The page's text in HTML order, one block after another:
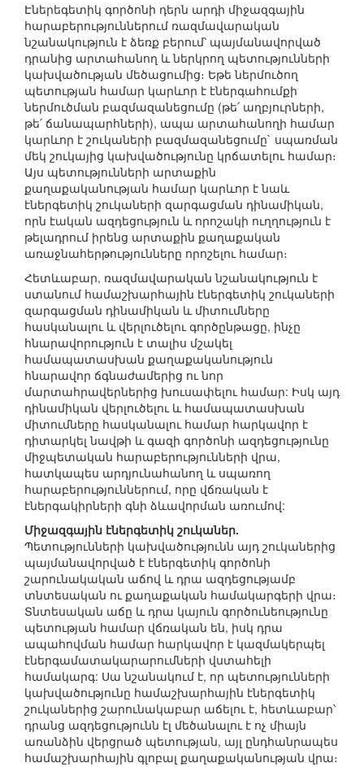
Էներեգետիկ գործոնի դերն արդի միջազգային
հարաբերություններում ռազմավարական
նշանակություն է ձեռք բերում՝ պայմանավորված
դրանից արտահանող և ներկրող պետությունների
կախվածության մեծացումից։ Եթե ներմուծող
պետության համար կարևոր է էներգահումքի
ներմուծման բազմազանեցումը (թե՛ աղբյուրների,
թե՛ ճանապարհների), ապա արտահանողի համար
կարևոր է շուկաների բազմազանեցումը` սպառման
մեկ շուկայից կախվածությունը կրճատելու համար։
Այս պետությունների արտաքին
քաղաքականության համար կարևոր է նաև
էներգետիկ շուկաների զարգացման դինամիկան,
որն էական ազդեցություն և որոշակի ուղղություն է
թելադրում իրենց արտաքին քաղաքական
առաջնահերթությունները որոշելու համար։
Հետևաբար, ռազմավարական նշանակություն է
ստանում համաշխարհային էներգետիկ շուկաների
զարգացման դինամիկան և միտումները
հասկանալու և վերլուծելու գործընթացը, ինչը
հնարավորություն է տալիս մշակել
համապատասխան քաղաքականություն
հնարավոր ճգնաժամերից ու նոր
մարտահրավերներից խուսափելու համար: Իսկ այդ
դինամիկան վերլուծելու և համապատասխան
միտումները հասկանալու համար հարկավոր է
դիտարկել նավթի և գազի գործոնի ազդեցությունը
միջպետական հարաբերությունների վրա,
հատկապես արդյունահանող և սպառող
հարաբերություններում, որը վճռական է
էներգակիրների գնի ձևավորման առումով:
Միջազգային էներգետիկ շուկաներ.
Պետությունների կախվածությունն այդ շուկաներից
պայմանավորված է էներգետիկ գործոնի
շարունակական աճով և դրա ազդեցությամբ
տնտեսական ու քաղաքական համակարգերի վրա։
Տնտեսական աճը և դրա կայուն գործունեությունը
պետության համար վճռական են, իսկ դրա
ապահովման համար հարկավոր է կազմակերպել
էներգամատակարարումների վստահելի
համակարգ: Սա նշանակում է, որ պետությունների
կախվածությունը համաշխարհային էներգետիկ
շուկաներից շարունակաբար աճելու է, հետևաբար՝
դրանց ազդեցությունն էլ մեծանալու է ոչ միայն
առանձին վերցրած պետության, այլ ընդհանրապես
համաշխարհային գլոբալ քաղաքականության վրա։